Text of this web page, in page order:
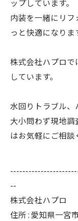
ップしています。
内装を一緒にリフ
っと快適になりま
株式会社ハプロ
しています。
水回りトラブル、
大小問わず現地
はお気軽にご相談
--
株式会社ハプロ
住所 : 愛知県一宮